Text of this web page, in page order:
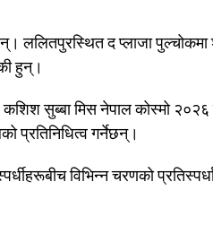
ललितपुरस्थित द प्लाजा पुल्चोकमा
हुन्।
सुब्बा मिस नेपाल कोस्मो
प्रतिनिधित्व गर्नेछन्।
विभिन्न चरणको